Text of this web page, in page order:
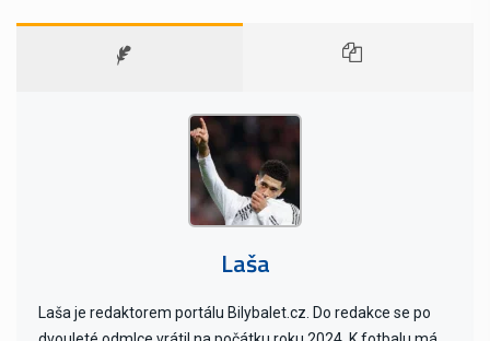
Laša
Laša je redaktorem portálu Bilybalet.cz. Do redakce se po